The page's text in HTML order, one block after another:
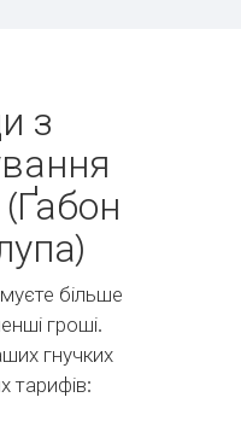
з
більше
гроші.
гнучких
тарифів: